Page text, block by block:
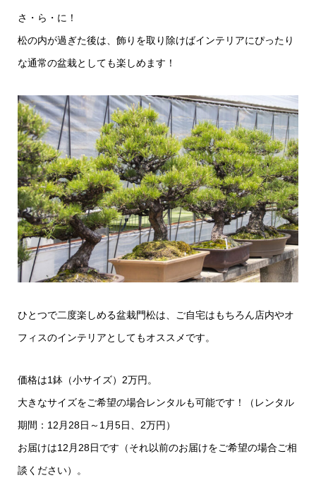
さ・ら・に！
松の内が過ぎた後は、飾りを取り除けばインテリアにぴったり
な通常の盆栽としても楽しめます！
ひとつで二度楽しめる盆栽門松は、ご自宅はもちろん店内やオ
フィスのインテリアとしてもオススメです。
価格は1鉢（小サイズ）2万円。
大きなサイズをご希望の場合レンタルも可能です！（レンタル
期間：12月28日～1月5日、2万円）
お届けは12月28日です（それ以前のお届けをご希望の場合ご相
談ください）。